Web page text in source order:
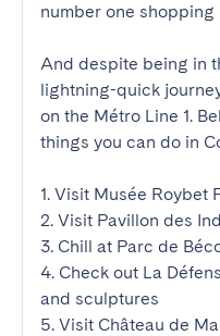
number one shopping
And despite being in
lightning-quick
on the Métro Line 1.
things you can do in
1. Visit Musée Roybet
2. Visit Pavillon des
3. Chill at Parc de
4. Check out La
and sculptures
5. Visit Château de